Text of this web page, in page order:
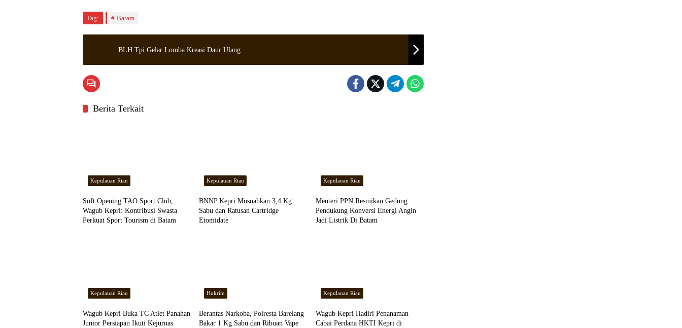
Tag: Batam
BLH Tpi Gelar Lomba Kreasi Daur Ulang
Berita Terkait
Kepulauan Riau
Soft Opening TAO Sport Club,
Wagub Kepri: Kontribusi Swasta
Perkuat Sport Tourism di Batam
Kepulauan Riau
BNNP Kepri Musnahkan 3,4 Kg
Sabu dan Ratusan Cartridge
Etomidate
Kepulauan Riau
Menteri PPN Resmikan Gedung
Pendukung Konversi Energi Angin
Jadi Listrik Di Batam
Kepulauan Riau
Wagub Kepri Buka TC Atlet Panahan
Junior Persiapan Ikuti Kejurnas
Hukrim
Berantas Narkoba, Polresta Barelang
Bakar 1 Kg Sabu dan Ribuan Vape
Kepulauan Riau
Wagub Kepri Hadiri Penanaman
Cabai Perdana HKTI Kepri di